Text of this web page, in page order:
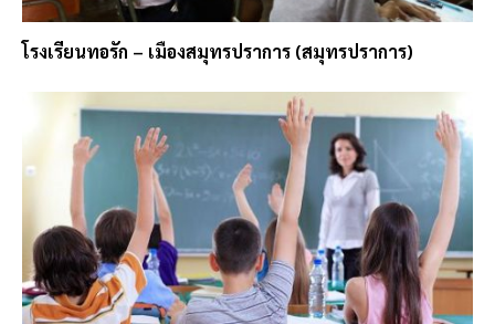
โรงเรียนทอรัก – เมืองสมุทรปราการ (สมุทรปราการ)